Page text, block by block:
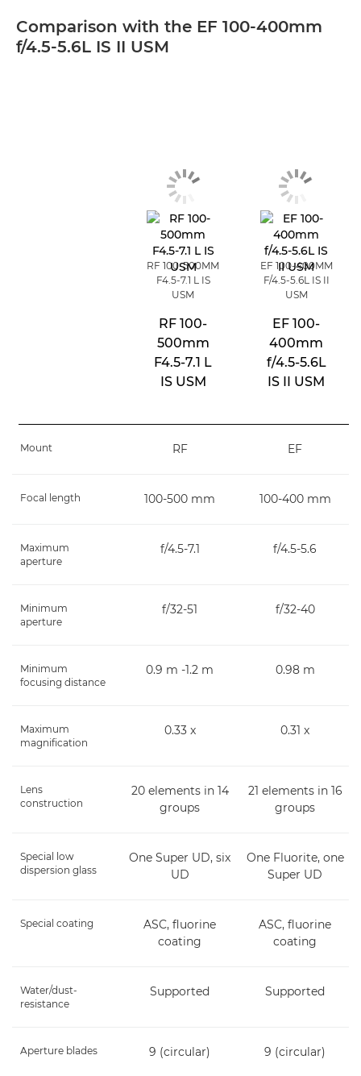
Comparison with the EF 100-400mm
f/4.5-5.6L IS II USM
RF 100-500MM
F4.5-7.1 L IS
USM
RF 100-
500mm
F4.5-7.1 L
IS USM
EF 100-400MM
F/4.5-5.6L IS II
USM
EF 100-
400mm
f/4.5-5.6L
IS II USM
Mount RF EF
Focal length 100-500 mm 100-400 mm
Maximum
aperture
f/4.5-7.1 f/4.5-5.6
Minimum
aperture
f/32-51 f/32-40
Minimum
focusing distance
0.9 m -1.2 m 0.98 m
Maximum
magnification
0.33 x 0.31 x
Lens
construction
20 elements in 14
groups
21 elements in 16
groups
Special low
dispersion glass
One Super UD, six
UD
One Fluorite, one
Super UD
Special coating
ASC, fluorine
coating
ASC, fluorine
coating
Water/dust-
resistance
Supported Supported
Aperture blades 9 (circular) 9 (circular)